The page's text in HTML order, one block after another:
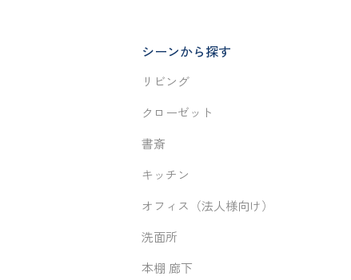
シーンから探す
リビング
クローゼット
書斎
キッチン
オフィス（法人様向け）
洗面所
本棚 廊下